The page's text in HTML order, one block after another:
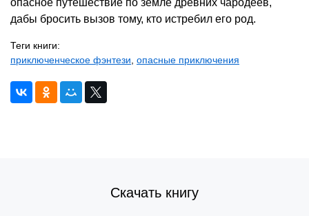
опасное путешествие по земле древних чародеев,
дабы бросить вызов тому, кто истребил его род.
Теги книги:
приключенческое фэнтези опасные приключения
Скачать книгу